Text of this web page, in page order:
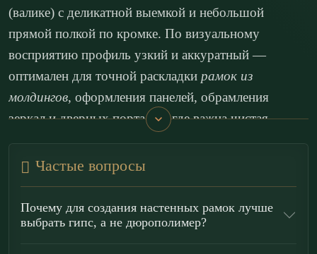
(валике) с деликатной выемкой и небольшой
прямой полкой по кромке. По визуальному
восприятию профиль узкий и аккуратный —
оптимален для точной раскладки рамок из
молдингов, оформления панелей, обрамления
зеркал и дверных порталов, где важна чистая
По стилистике профиль органично работает в
спокойномминимализме: округлая кромка
Частые вопросы
Почему для создания настенных рамок лучше
выбрать гипс, а не дюрополимер?